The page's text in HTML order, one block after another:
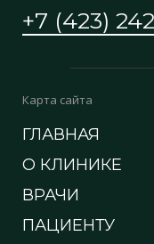
ПАЦИЕНТУ
ВРАЧИ
О КЛИНИКЕ
ГЛАВНАЯ
Карта сайта
+7 (423)